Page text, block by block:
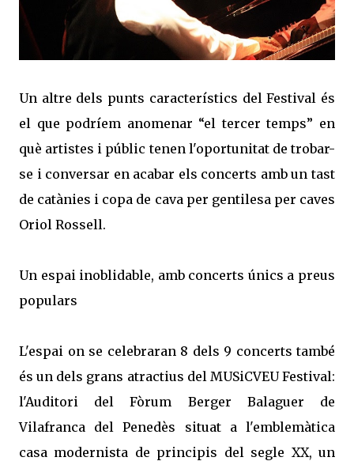
Un altre dels punts característics del Festival és
el que podríem anomenar “el tercer temps” en
què artistes i públic tenen l'oportunitat de trobar-
se i conversar en acabar els concerts amb un tast
de catànies i copa de cava per gentilesa per caves
Oriol Rossell.
Un espai inoblidable, amb concerts únics a preus
populars
L'espai on se celebraran 8 dels 9 concerts també
és un dels grans atractius del MUSiCVEU Festival:
l'Auditori del Fòrum Berger Balaguer de
Vilafranca del Penedès situat a l'emblemàtica
casa modernista de principis del segle XX, un